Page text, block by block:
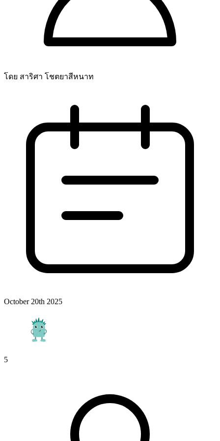
โดย สาริศา โชตยาสีหนาท
October 20th 2025
5